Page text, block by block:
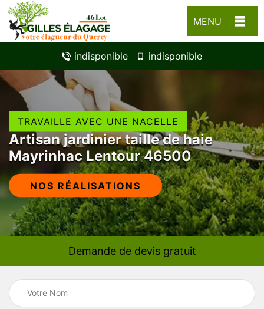
MENU
indisponible indisponible
TRAVAILLE AVEC UNE NACELLE
Artisan jardinier taille de haie
Mayrinhac Lentour 46500
NOS RÉALISATIONS
Demande de devis gratuit